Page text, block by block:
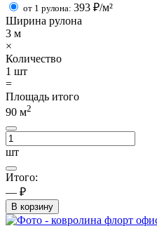
от 1 рулона: 393 ₽/м²
Ширина рулона
3 м
×
Количество
1 шт
=
Площадь итого
90 м2
шт
Итого:
— ₽
В корзину